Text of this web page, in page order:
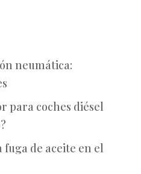
neumática:
para coches diésel
de aceite en el